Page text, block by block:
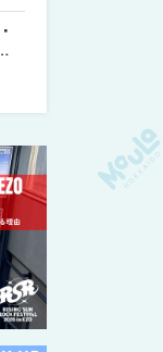
マーラータ
門店9選！本
マーラータ
門店6選！本